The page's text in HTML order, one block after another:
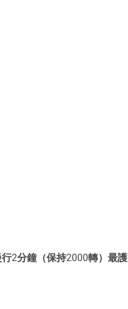
2分鐘（保持2000轉）最